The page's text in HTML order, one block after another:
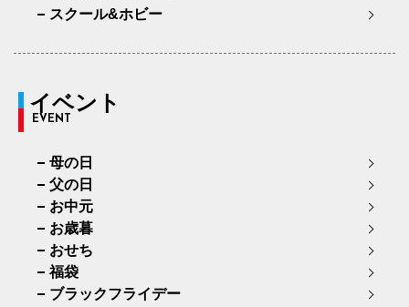
スクール&ホビー
イベント
EVENT
母の日
父の日
お中元
お歳暮
おせち
福袋
ブラックフライデー